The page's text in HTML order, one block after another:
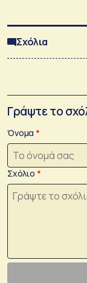
Σχόλια
Γράψτε το
Όνομα
Σχόλιο